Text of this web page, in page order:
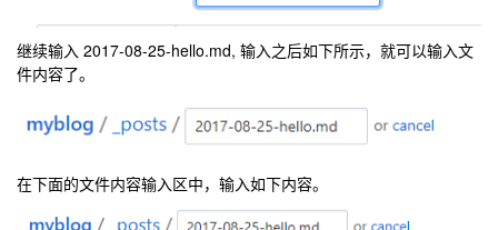
继续输入 2017-08-25-hello.md, 输入之后如下所示，就可以输入文
件内容了。
在下面的文件内容输入区中，输入如下内容。